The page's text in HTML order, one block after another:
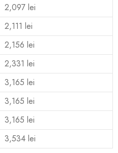
2,097 lei
2,111 lei
2,156 lei
2,331 lei
3,165 lei
3,165 lei
3,165 lei
3,534 lei